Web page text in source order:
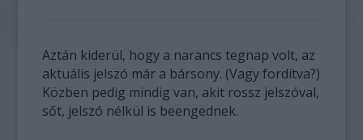
Aztán kiderül, hogy a narancs tegnap volt, az
aktuális jelszó már a bársony. (Vagy fordítva?)
Közben pedig mindig van, akit rossz jelszóval,
sőt, jelszó nélkül is beengednek.